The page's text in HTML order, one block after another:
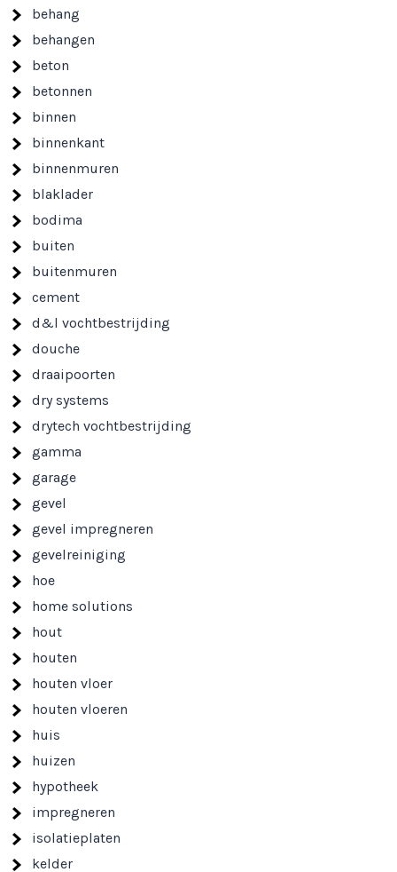
behang
behangen
beton
betonnen
binnen
binnenkant
binnenmuren
blaklader
bodima
buiten
buitenmuren
cement
d&l vochtbestrijding
douche
draaipoorten
dry systems
drytech vochtbestrijding
gamma
garage
gevel
gevel impregneren
gevelreiniging
hoe
home solutions
hout
houten
houten vloer
houten vloeren
huis
huizen
hypotheek
impregneren
isolatieplaten
kelder